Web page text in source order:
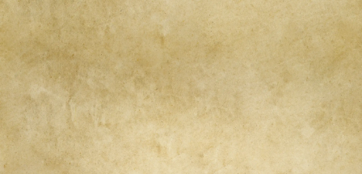
Fantasy
Games
Recensioni
Libri e fumetti